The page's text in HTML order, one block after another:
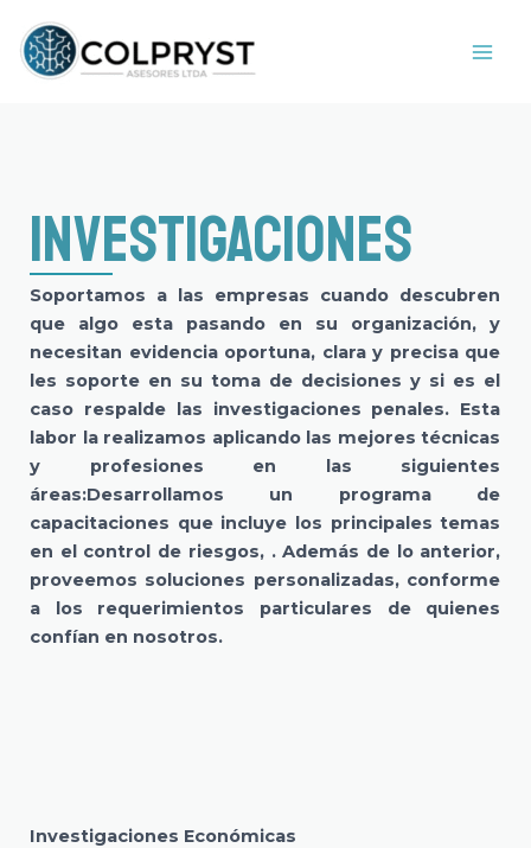
contenido
Investigaciones
Soportamos a las empresas cuando descubren
que algo esta pasando en su organización, y
necesitan evidencia oportuna, clara y precisa que
les soporte en su toma de decisiones y si es el
caso respalde las investigaciones penales. Esta
labor la realizamos aplicando las mejores técnicas
y profesiones en las siguientes
áreas:Desarrollamos un programa de
capacitaciones que incluye los principales temas
en el control de riesgos, . Además de lo anterior,
proveemos soluciones personalizadas, conforme
a los requerimientos particulares de quienes
confían en nosotros.
Investigaciones Económicas